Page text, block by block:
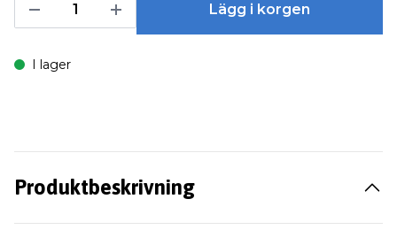
Lägg i korgen
I lager
Produktbeskrivning